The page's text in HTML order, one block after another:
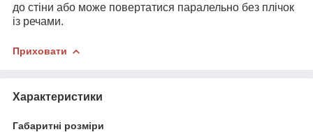
до стіни або може повертатися паралельно без плічок
із речами.
Приховати
Характеристики
Габаритні розміри